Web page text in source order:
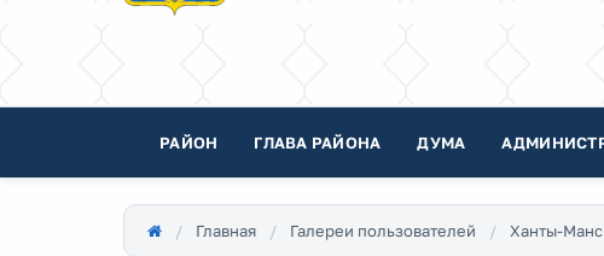
РАЙОН ГЛАВА РАЙОНА ДУМА
Главная Галереи пользователей Ханты-